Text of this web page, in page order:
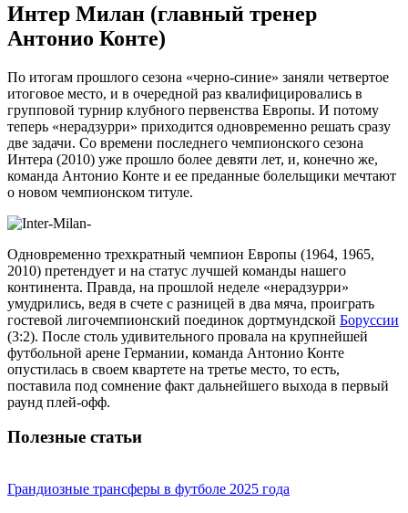
Интер Милан (главный тренер
Антонио Конте)
По итогам прошлого сезона «черно-синие» заняли четвертое
итоговое место, и в очередной раз квалифицировались в
групповой турнир клубного первенства Европы. И потому
теперь «нерадзурри» приходится одновременно решать сразу
две задачи. Со времени последнего чемпионского сезона
Интера (2010) уже прошло более девяти лет, и, конечно же,
команда Антонио Конте и ее преданные болельщики мечтают
о новом чемпионском титуле.
Одновременно трехкратный чемпион Европы (1964, 1965,
2010) претендует и на статус лучшей команды нашего
континента. Правда, на прошлой неделе «нерадзурри»
умудрились, ведя в счете с разницей в два мяча, проиграть
гостевой лигочемпионский поединок дортмундской Боруссии
(3:2). После столь удивительного провала на крупнейшей
футбольной арене Германии, команда Антонио Конте
опустилась в своем квартете на третье место, то есть,
поставила под сомнение факт дальнейшего выхода в первый
раунд плей-офф.
Полезные статьи
Грандиозные трансферы в футболе 2025 года